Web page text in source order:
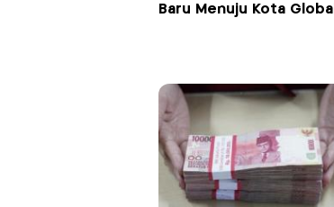
Baru Menuju Kota Global